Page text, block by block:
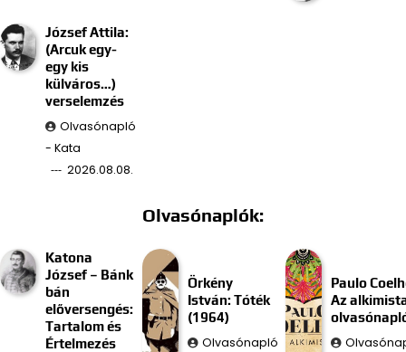
József Attila:
(Arcuk egy-
egy kis
külváros…)
verselemzés
Olvasónapló
- Kata
2026.08.08.
Olvasónaplók:
Katona
József – Bánk
bán
előversengés:
Tartalom és
Értelmezés
Örkény
István: Tóték
(1964)
Olvasónapló
Paulo
Az